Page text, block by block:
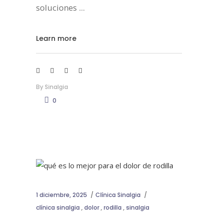
soluciones
Learn more
By Sinalgia
0
1 diciembre, 2025
Clínica Sinalgia
clínica sinalgia ,dolor,rodilla ,sinalgia